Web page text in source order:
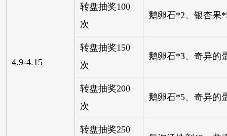
4.9-4.15
转盘抽奖100
次
鹅卵石*2、银杏果
转盘抽奖150
次
鹅卵石*3、奇异的
转盘抽奖200
次
鹅卵石*5、奇异的
转盘抽奖250